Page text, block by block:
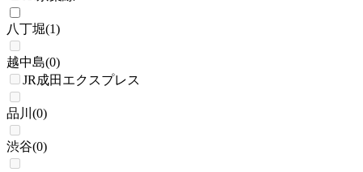
八丁堀(1)
越中島(0)
JR成田エクスプレス
品川 (0)
渋谷(0)